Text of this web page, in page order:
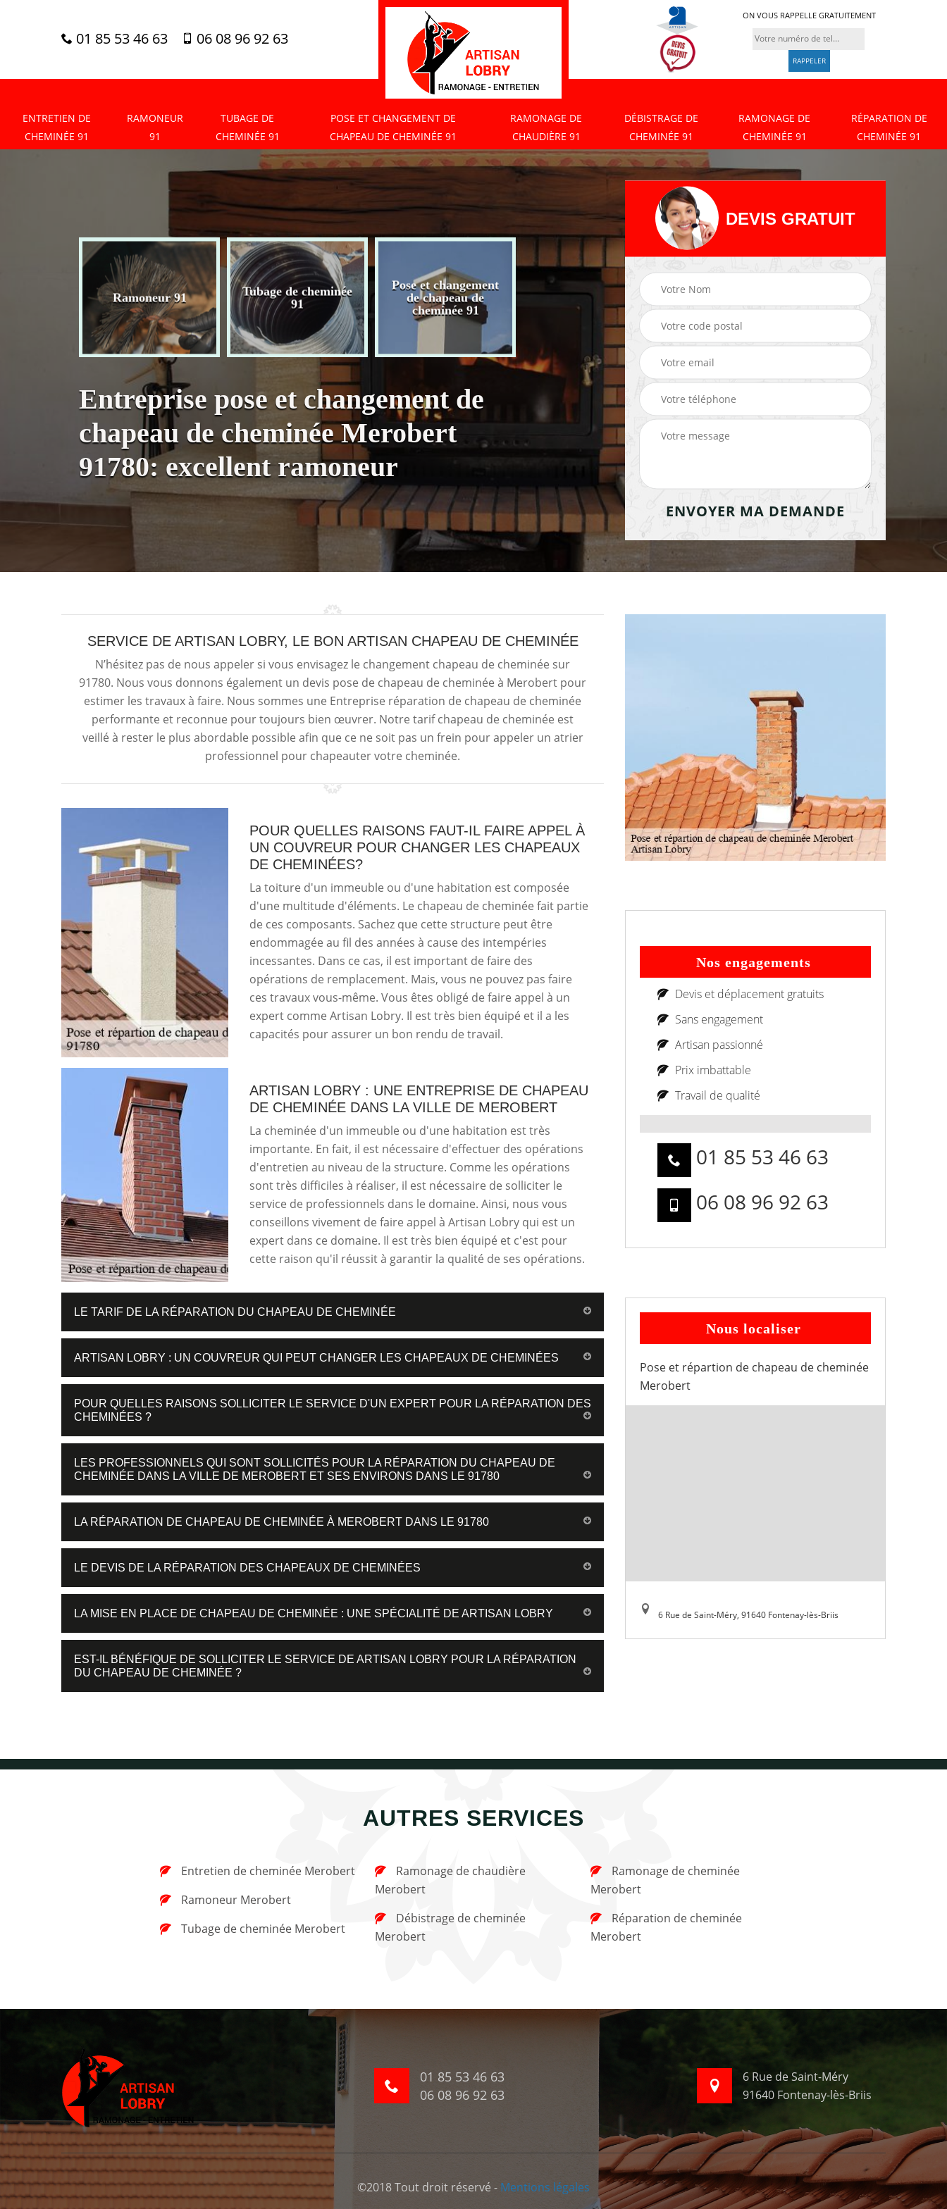
01 85 53 46 63 06 08 96 92 63
ON VOUS RAPPELLE GRATUITEMENT
ENTRETIEN DE
CHEMINÉE 91
RAMONEUR
91
TUBAGE DE
CHEMINÉE 91
POSE ET CHANGEMENT DE
CHAPEAU DE CHEMINÉE 91
RAMONAGE DE
CHAUDIÈRE 91
DÉBISTRAGE DE
CHEMINÉE 91
RAMONAGE DE
CHEMINÉE 91
RÉPARATION DE
CHEMINÉE 91
Ramoneur 91
Tubage de cheminée
91
Pose et changement
de chapeau de
cheminée 91
Ramonage de
chaudière 91
Débistrage de
cheminée 91
Ramonage de
cheminée 91
Entreprise pose et changement de
chapeau de cheminée Merobert
91780: excellent ramoneur
DEVIS GRATUIT
SERVICE DE ARTISAN LOBRY, LE BON ARTISAN CHAPEAU DE CHEMINÉE
N’hésitez pas de nous appeler si vous envisagez le changement chapeau de cheminée sur
91780. Nous vous donnons également un devis pose de chapeau de cheminée à Merobert pour
estimer les travaux à faire. Nous sommes une Entreprise réparation de chapeau de cheminée
performante et reconnue pour toujours bien œuvrer. Notre tarif chapeau de cheminée est
veillé à rester le plus abordable possible afin que ce ne soit pas un frein pour appeler un atrier
professionnel pour chapeauter votre cheminée.
POUR QUELLES RAISONS FAUT-IL FAIRE APPEL À
UN COUVREUR POUR CHANGER LES CHAPEAUX
DE CHEMINÉES?
La toiture d'un immeuble ou d'une habitation est composée
d'une multitude d'éléments. Le chapeau de cheminée fait partie
de ces composants. Sachez que cette structure peut être
endommagée au fil des années à cause des intempéries
incessantes. Dans ce cas, il est important de faire des
opérations de remplacement. Mais, vous ne pouvez pas faire
ces travaux vous-même. Vous êtes obligé de faire appel à un
expert comme Artisan Lobry. Il est très bien équipé et il a les
capacités pour assurer un bon rendu de travail.
ARTISAN LOBRY : UNE ENTREPRISE DE CHAPEAU
DE CHEMINÉE DANS LA VILLE DE MEROBERT
La cheminée d'un immeuble ou d'une habitation est très
importante. En fait, il est nécessaire d'effectuer des opérations
d'entretien au niveau de la structure. Comme les opérations
sont très difficiles à réaliser, il est nécessaire de solliciter le
service de professionnels dans le domaine. Ainsi, nous vous
conseillons vivement de faire appel à Artisan Lobry qui est un
expert dans ce domaine. Il est très bien équipé et c'est pour
cette raison qu'il réussit à garantir la qualité de ses opérations.
LE TARIF DE LA RÉPARATION DU CHAPEAU DE CHEMINÉE
ARTISAN LOBRY : UN COUVREUR QUI PEUT CHANGER LES CHAPEAUX DE CHEMINÉES
POUR QUELLES RAISONS SOLLICITER LE SERVICE D'UN EXPERT POUR LA RÉPARATION DES
CHEMINÉES ?
LES PROFESSIONNELS QUI SONT SOLLICITÉS POUR LA RÉPARATION DU CHAPEAU DE
CHEMINÉE DANS LA VILLE DE MEROBERT ET SES ENVIRONS DANS LE 91780
LA RÉPARATION DE CHAPEAU DE CHEMINÉE À MEROBERT DANS LE 91780
LE DEVIS DE LA RÉPARATION DES CHAPEAUX DE CHEMINÉES
LA MISE EN PLACE DE CHAPEAU DE CHEMINÉE : UNE SPÉCIALITÉ DE ARTISAN LOBRY
EST-IL BÉNÉFIQUE DE SOLLICITER LE SERVICE DE ARTISAN LOBRY POUR LA RÉPARATION
DU CHAPEAU DE CHEMINÉE ?
Nos engagements
Devis et déplacement gratuits
Sans engagement
Artisan passionné
Prix imbattable
Travail de qualité
01 85 53 46 63
06 08 96 92 63
Nous localiser
Pose et répartion de chapeau de cheminée
Merobert
6 Rue de Saint-Méry, 91640 Fontenay-lès-Briis
AUTRES SERVICES
Entretien de cheminée Merobert
Ramoneur Merobert
Tubage de cheminée Merobert
Merobert
Merobert
Merobert
Merobert
01 85 53 46 63
06 08 96 92 63
6 Rue de Saint-Méry
91640 Fontenay-lès-Briis
©2018 Tout droit réservé - Mentions légales